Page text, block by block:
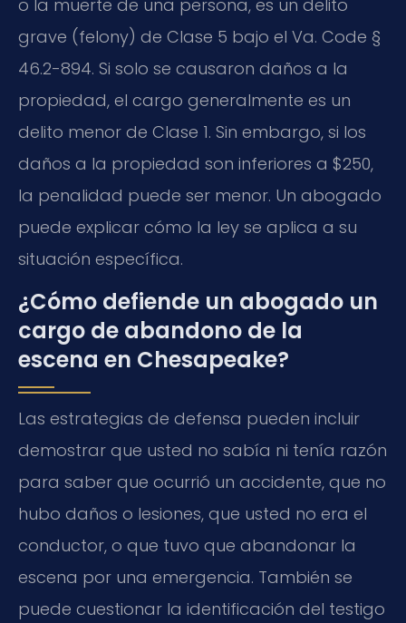
o la muerte de una persona, es un delito
grave (felony) de Clase 5 bajo el Va. Code §
46.2-894. Si solo se causaron daños a la
propiedad, el cargo generalmente es un
delito menor de Clase 1. Sin embargo, si los
daños a la propiedad son inferiores a $250,
la penalidad puede ser menor. Un abogado
puede explicar cómo la ley se aplica a su
situación específica.
¿Cómo defiende un abogado un
cargo de abandono de la
escena en Chesapeake?
Las estrategias de defensa pueden incluir
demostrar que usted no sabía ni tenía razón
para saber que ocurrió un accidente, que no
hubo daños o lesiones, que usted no era el
conductor, o que tuvo que abandonar la
escena por una emergencia. También se
puede cuestionar la identificación del testigo